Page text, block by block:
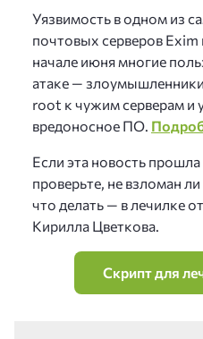
Уязвимость в одном из
почтовых серверов Exim
начале июня многие
атаке —
root к чужим серверам и
вредоносное ПО.
Если эта новость
проверьте, не взломан
что делать — в лечилке
Кирилла Цветкова.
Скрипт для